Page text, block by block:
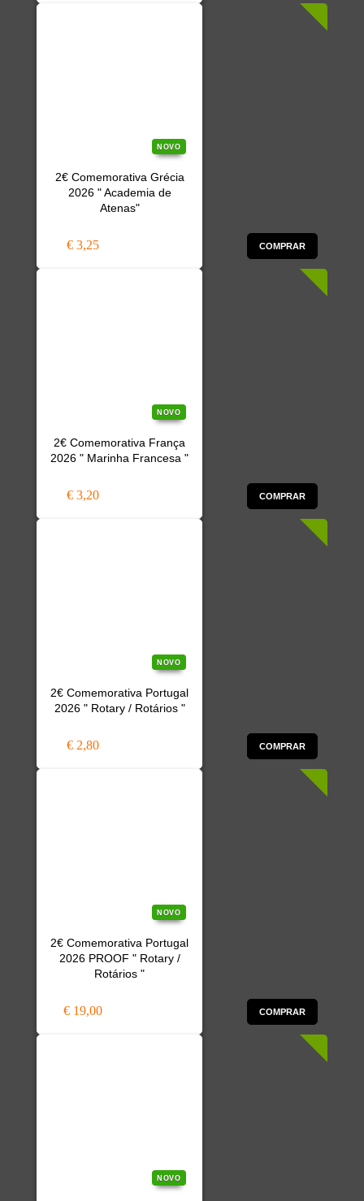
NOVO
2€ Comemorativa Grécia
2026 " Academia de
Atenas"
€ 3,25 COMPRAR
NOVO
2€ Comemorativa França
2026 " Marinha Francesa "
€ 3,20 COMPRAR
NOVO
2€ Comemorativa Portugal
2026 " Rotary / Rotários "
€ 2,80 COMPRAR
NOVO
2€ Comemorativa Portugal
2026 PROOF " Rotary /
Rotários "
€ 19,00 COMPRAR
NOVO